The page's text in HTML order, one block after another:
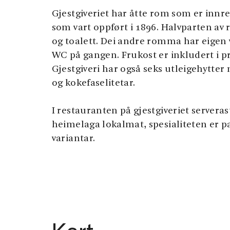
Gjestgiveriet har åtte rom som er
som vart oppført i 1896. Halvparten av
og toalett. Dei andre romma har eigen
WC på gangen. Frukost er inkludert i
Gjestgiveri har også seks utleigehytter
og kokefaselitetar.
I restauranten på gjestgiveriet
heimelaga lokalmat, spesialiteten er
variantar.